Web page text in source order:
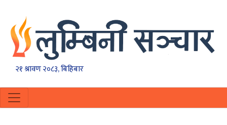
२१ श्रावण २०८३, बिहिबार